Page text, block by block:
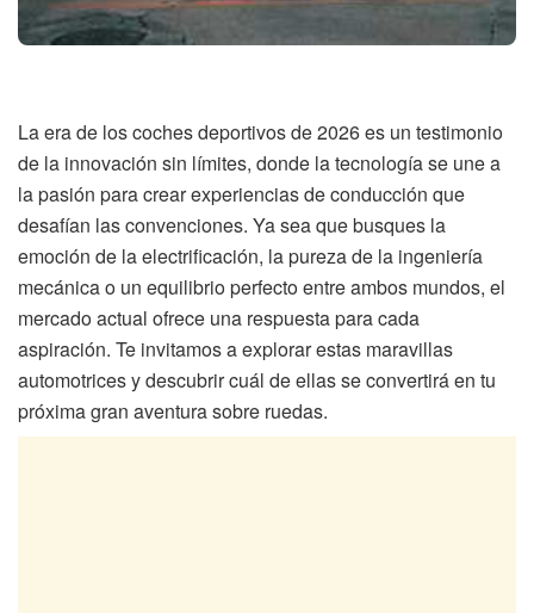
La era de los coches deportivos de 2026 es un testimonio
de la innovación sin límites, donde la tecnología se une a
la pasión para crear experiencias de conducción que
desafían las convenciones. Ya sea que busques la
emoción de la electrificación, la pureza de la ingeniería
mecánica o un equilibrio perfecto entre ambos mundos, el
mercado actual ofrece una respuesta para cada
aspiración. Te invitamos a explorar estas maravillas
automotrices y descubrir cuál de ellas se convertirá en tu
próxima gran aventura sobre ruedas.